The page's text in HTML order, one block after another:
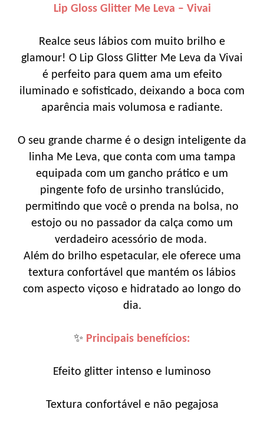
Lip Gloss Glitter Me Leva – Vivai
Realce seus lábios com muito brilho e
glamour! O Lip Gloss Glitter Me Leva da Vivai
é perfeito para quem ama um efeito
iluminado e sofisticado, deixando a boca com
aparência mais volumosa e radiante.
O seu grande charme é o design inteligente da
linha Me Leva, que conta com uma tampa
equipada com um gancho prático e um
pingente fofo de ursinho translúcido,
permitindo que você o prenda na bolsa, no
estojo ou no passador da calça como um
verdadeiro acessório de moda.
Além do brilho espetacular, ele oferece uma
textura confortável que mantém os lábios
com aspecto viçoso e hidratado ao longo do
dia.
✨ Principais benefícios:
Efeito glitter intenso e luminoso
Textura confortável e não pegajosa